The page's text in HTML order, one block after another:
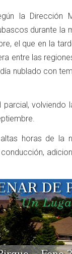
la Dirección
durante la
el que en la
entre las
nublado con
volviendo
horas de la